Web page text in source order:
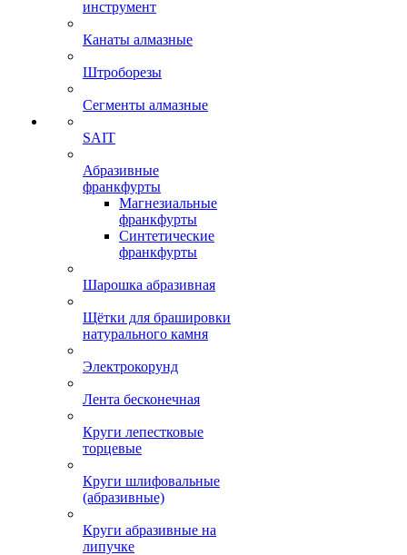
инструмент
Канаты алмазные
Штроборезы
Сегменты алмазные
SAIT
Абразивные
франкфурты
Магнезиальные
франкфурты
Синтетические
франкфурты
Шарошка абразивная
Щётки для брашировки
натурального камня
Электрокорунд
Лента бесконечная
Круги лепестковые
торцевые
Круги шлифовальные
(абразивные)
Круги абразивные на
липучке